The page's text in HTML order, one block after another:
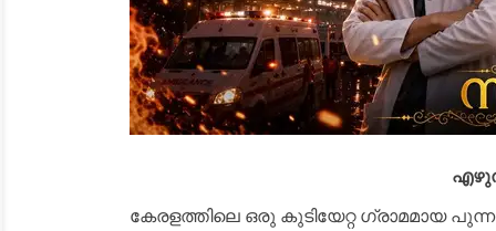
കേരളത്തിലെ ഒരു കുടിയേറ്റ ഗ്രാമമായ